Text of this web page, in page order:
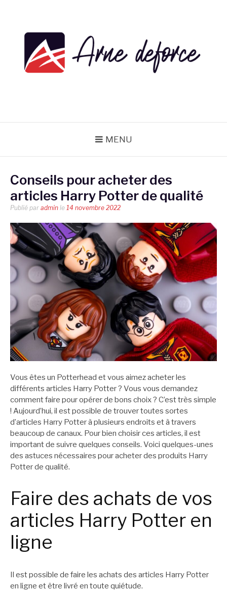
MENU
Conseils pour acheter des
articles Harry Potter de qualité
Publié par admin le 14 novembre 2022
Vous êtes un Potterhead et vous aimez acheter les
différents articles Harry Potter ? Vous vous demandez
comment faire pouropérer de bons choix? C’est très simple
! Aujourd’hui, il est possible de trouver toutes sortes
d’articles Harry Potter à plusieurs endroits et à travers
beaucoup de canaux. Pour bien choisir ces articles, il est
important de suivre quelques conseils. Voici quelques-unes
des astuces nécessaires pour acheter des produits Harry
Potter de qualité.
Faire des achats de vos
articles Harry Potter en
ligne
Il est possible de faire les achats des articles Harry Potter
en ligne et être livré en toute quiétude.